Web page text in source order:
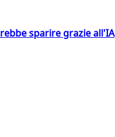
sparire grazie all'IA